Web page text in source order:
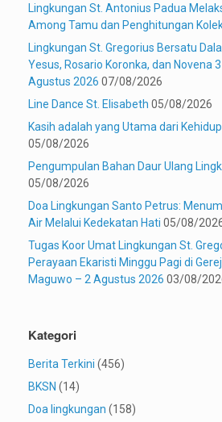
Lingkungan St. Antonius Padua
Among Tamu dan Penghitungan
Lingkungan St. Gregorius Bersatu
Yesus, Rosario Koronka, dan Novena
Agustus 2026 07/08/2026
Line Dance St. Elisabeth 05/08/2026
Kasih adalah yang Utama dari
05/08/2026
Pengumpulan Bahan Daur Ulang
05/08/2026
Doa Lingkungan Santo Petrus:
Air Melalui Kedekatan Hati 05/08/
Tugas Koor Umat Lingkungan St.
Perayaan Ekaristi Minggu Pagi di
Maguwo – 2 Agustus 2026 03/08/
Kategori
Berita Terkini (456)
BKSN (14)
Doa lingkungan (158)